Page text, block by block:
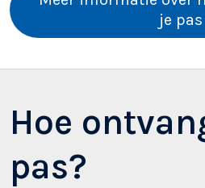
je pas
Hoe
pas?